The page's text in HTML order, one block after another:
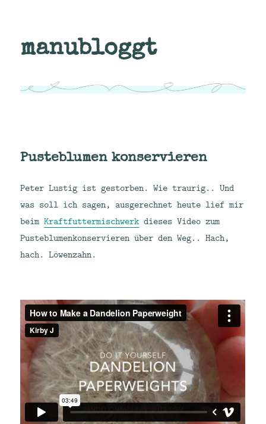
manubloggt
Pusteblumen konservieren
Peter Lustig ist gestorben. Wie traurig.. Und
was soll ich sagen, ausgerechnet heute lief mir
beimKraftfuttermischwerk dieses Video zum
Pusteblumenkonservieren über den Weg.. Hach,
hach. Löwenzahn.